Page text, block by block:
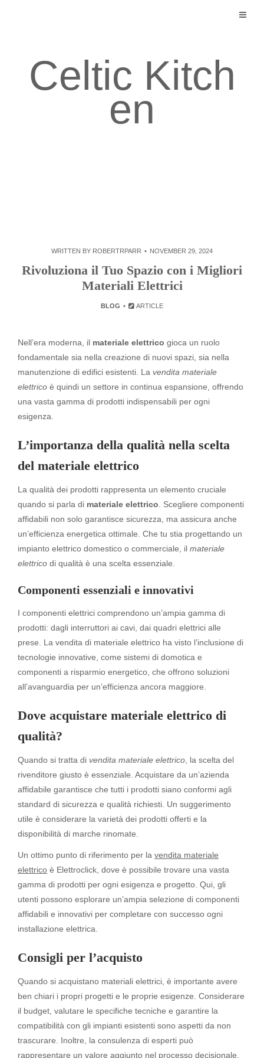
Celtic Kitch
en
WRITTEN BY ROBERTRPARR NOVEMBER 29, 2024
Rivoluziona il Tuo Spazio con i Migliori
Materiali Elettrici
BLOG ARTICLE
Nell’era moderna, il materiale elettrico gioca un ruolo
fondamentale sia nella creazione di nuovi spazi, sia nella
manutenzione di edifici esistenti. La vendita materiale
elettrico è quindi un settore in continua espansione, offrendo
una vasta gamma di prodotti indispensabili per ogni
esigenza.
L’importanza della qualità nella scelta
del materiale elettrico
La qualità dei prodotti rappresenta un elemento cruciale
quando si parla di materiale elettrico . Scegliere componenti
affidabili non solo garantisce sicurezza, ma assicura anche
un’efficienza energetica ottimale. Che tu stia progettando un
impianto elettrico domestico o commerciale, il materiale
elettrico di qualità è una scelta essenziale.
Componenti essenziali e innovativi
I componenti elettrici comprendono un’ampia gamma di
prodotti: dagli interruttori ai cavi, dai quadri elettrici alle
prese. La vendita di materiale elettrico ha visto l’inclusione di
tecnologie innovative, come sistemi di domotica e
componenti a risparmio energetico, che offrono soluzioni
all’avanguardia per un’efficienza ancora maggiore.
Dove acquistare materiale elettrico di
qualità?
Quando si tratta di vendita materiale elettrico , la scelta del
rivenditore giusto è essenziale. Acquistare da un’azienda
affidabile garantisce che tutti i prodotti siano conformi agli
standard di sicurezza e qualità richiesti. Un suggerimento
utile è considerare la varietà dei prodotti offerti e la
disponibilità di marche rinomate.
Un ottimo punto di riferimento per la vendita materiale
elettrico è Elettroclick, dove è possibile trovare una vasta
gamma di prodotti per ogni esigenza e progetto. Qui, gli
utenti possono esplorare un’ampia selezione di componenti
affidabili e innovativi per completare con successo ogni
installazione elettrica.
Consigli per l’acquisto
Quando si acquistano materiali elettrici, è importante avere
ben chiari i propri progetti e le proprie esigenze. Considerare
il budget, valutare le specifiche tecniche e garantire la
compatibilità con gli impianti esistenti sono aspetti da non
trascurare. Inoltre, la consulenza di esperti può
rappresentare un valore aggiunto nel processo decisionale.